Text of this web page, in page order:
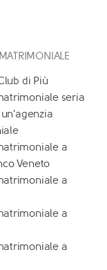
di Più
seria
a
Veneto
a
a
a